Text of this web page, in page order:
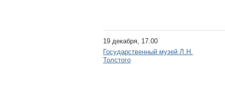
19 декабря, 17.00
Государственный музей Л.Н.
Толстого